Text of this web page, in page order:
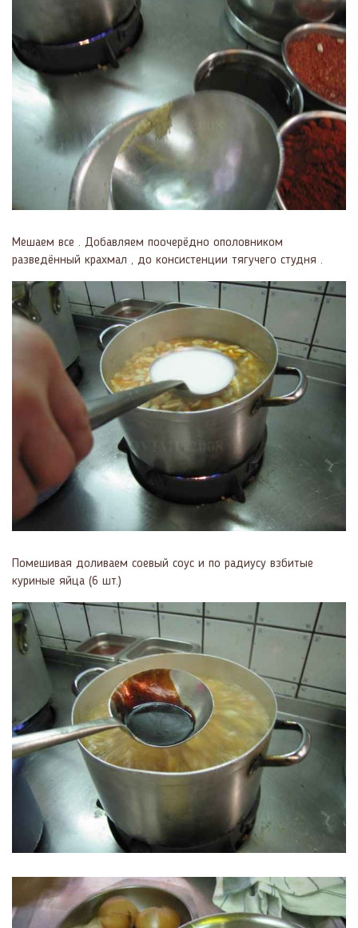
Мешаем все . Добавляем поочерёдно ополовником
разведённый крахмал , до консистенции тягучего студня .
Помешивая доливаем соевый соус и по радиусу взбитые
куриные яйца (6 шт.)